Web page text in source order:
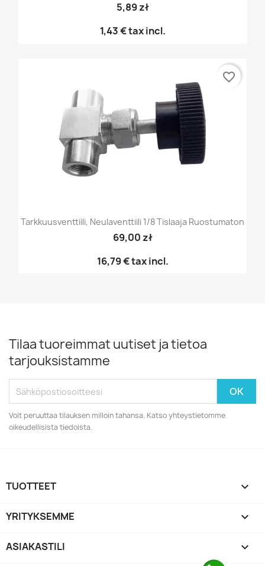
5,89 zł
1,43 €tax incl.
Tarkkuusventtiili, Neulaventtiili 1/8 Tislaaja Ruostumaton
69,00 zł
16,79 €tax incl.
favorite_border
Tilaa tuoreimmat uutiset ja tietoa
tarjouksistamme
Voit peruuttaa tilauksen milloin tahansa. Katso yhteystietomme
oikeudellisista tiedoista.
TUOTTEET 
YRITYKSEMME 
ASIAKASTILI 